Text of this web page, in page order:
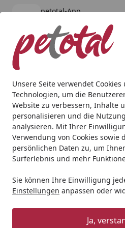
Unsere Seite verwendet
Technologien, um die
Website zu verbessern, Inhalte
personalisieren und die
analysieren. Mit Ihrer
Verwendung von Cookies
persönlichen Daten zu, um
Surferlebnis und mehr
Sie können Ihre Einwilligung
Einstellungen anpassen oder
Ja,
petotal-App
kostenlos - Im App Store
Alle Produkte
Mein Konto
Suchen
Startseite
Hund Snacks Corwex
Corwex
Hundesnack